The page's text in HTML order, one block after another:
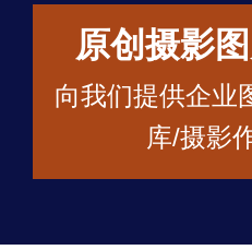
原创摄影
向我们提供企业
库/摄影